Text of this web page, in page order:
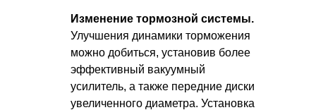
Изменение тормозной системы.
Улучшения динамики торможения
можно добиться, установив более
эффективный вакуумный
усилитель, а также передние диски
увеличенного диаметра. Установка